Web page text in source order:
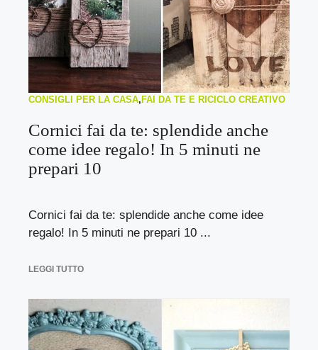
CONSIGLI PER LA CASA,FAI DA TE E RICICLO CREATIVO
Cornici fai da te: splendide anche
come idee regalo! In 5 minuti ne
prepari 10
Cornici fai da te: splendide anche come idee
regalo! In 5 minuti ne prepari 10 ...
LEGGI TUTTO